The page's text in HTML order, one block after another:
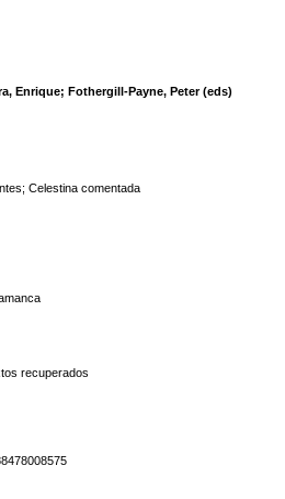
Enrique; Fothergill-Payne, Peter (eds)
; Celestina comentada
recuperados